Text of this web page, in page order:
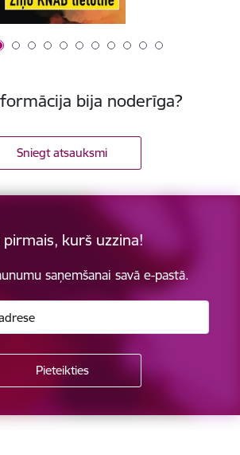
bija noderīga?
Sniegt atsauksmi
pirmais, kurš uzzina!
saņemšanai savā e-pastā.